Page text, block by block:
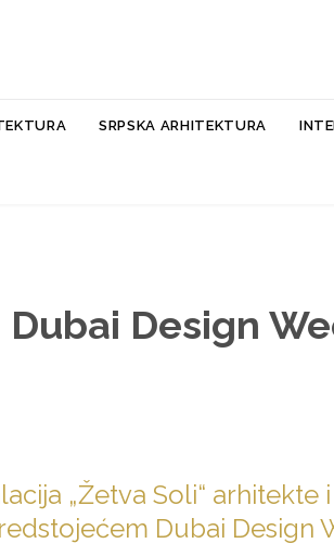
to
SRPSKA ARHITEKTURA
Dubai Design
„Žetva Soli“
Dubai Design